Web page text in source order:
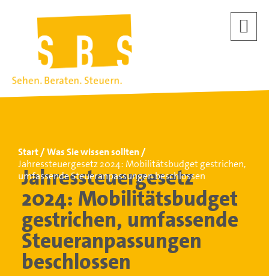
Start
Was Sie wissen sollten
Jahressteuergesetz 2024: Mobilitätsbudget gestrichen,
umfassende Steueranpassungen beschlossen
Jahressteuergesetz
2024: Mobilitätsbudget
gestrichen, umfassende
Steueranpassungen
beschlossen